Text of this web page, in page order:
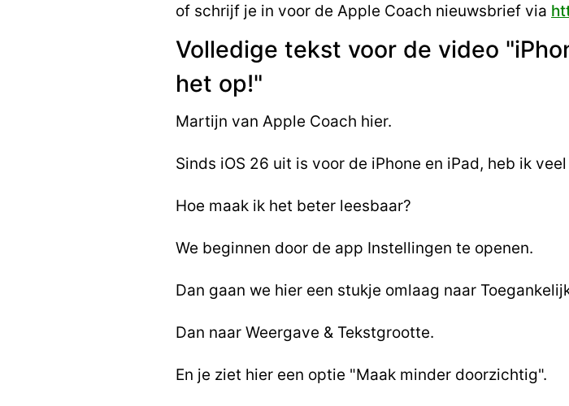
of schrijf je in voor de Apple Coach nieuwsbrief via
Volledige tekst voor de video
het op!"
Martijn van Apple Coach hier.
Sinds iOS 26 uit is voor de iPhone en iPad, heb ik
Hoe maak ik het beter leesbaar?
We beginnen door de app Instellingen te openen.
Dan gaan we hier een stukje omlaag naar
Dan naar Weergave & Tekstgrootte.
En je ziet hier een optie "Maak minder doorzichtig".